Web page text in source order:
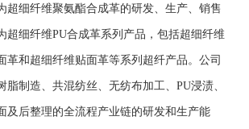
超细纤维聚氨酯合成革的研发、生产、销售
超细纤维PU合成革系列产品，包括超细纤维
革和超细纤维贴面革等系列超纤产品。公司
脂制造、共混纺丝、无纺布加工、PU浸渍、
及后整理的全流程产业链的研发和生产能